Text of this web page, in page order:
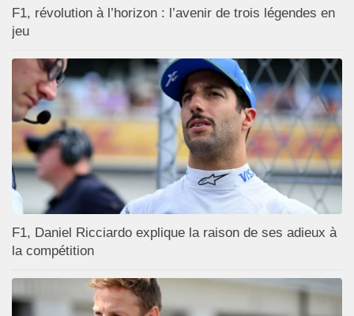
F1, révolution à l’horizon : l’avenir de trois légendes en
jeu
F1, Daniel Ricciardo explique la raison de ses adieux à
la compétition